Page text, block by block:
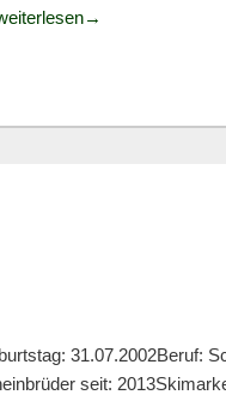
Trainersteckbrief:
→
31.07.2002Beruf:
seit: